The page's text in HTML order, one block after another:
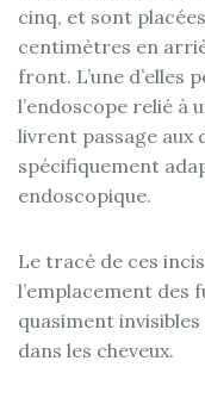
cinq, et sont
centimètres en
front. L’une d’elles
l’endoscope relié à
livrent passage
spécifiquement
endoscopique.
Le tracé de ces
l’emplacement des
quasiment
dans les cheveux.